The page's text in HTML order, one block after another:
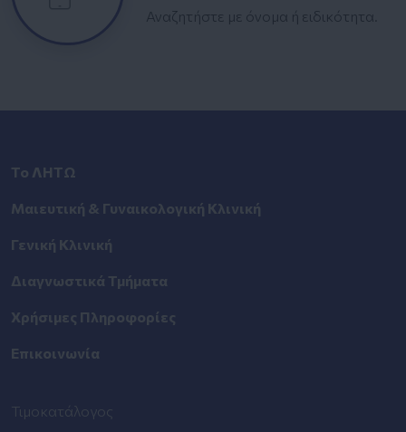
Αναζητήστε με όνομα ή ειδικότητα.
Το ΛΗΤΩ
Μαιευτική & Γυναικολογική Κλινική
Γενική Κλινική
Διαγνωστικά Τμήματα
Χρήσιμες Πληροφορίες
Επικοινωνία
Τιμοκατάλογος